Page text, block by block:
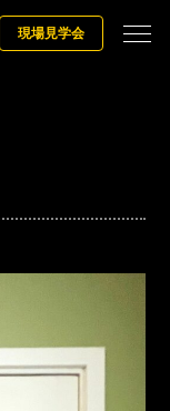
現場見学会